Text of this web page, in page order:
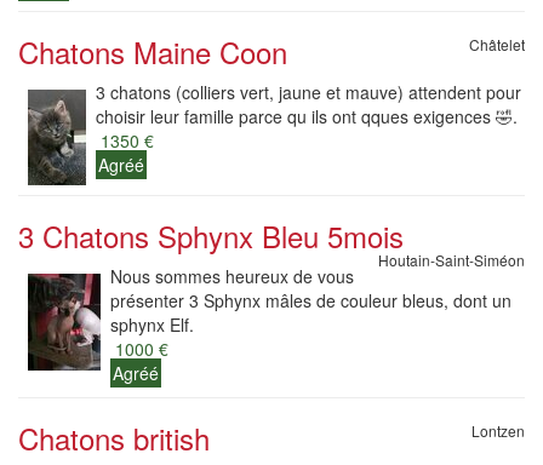
Chatons Maine Coon Châtelet
3 chatons (colliers vert, jaune et mauve) attendent pour
choisir leur famille parce qu ils ont qques exigences 🤣.
1350 €
Agréé
3 Chatons Sphynx Bleu 5mois
Houtain-Saint-Siméon
Nous sommes heureux de vous
présenter 3 Sphynx mâles de couleur bleus, dont un
sphynx Elf.
1000 €
Agréé
Chatons british Lontzen